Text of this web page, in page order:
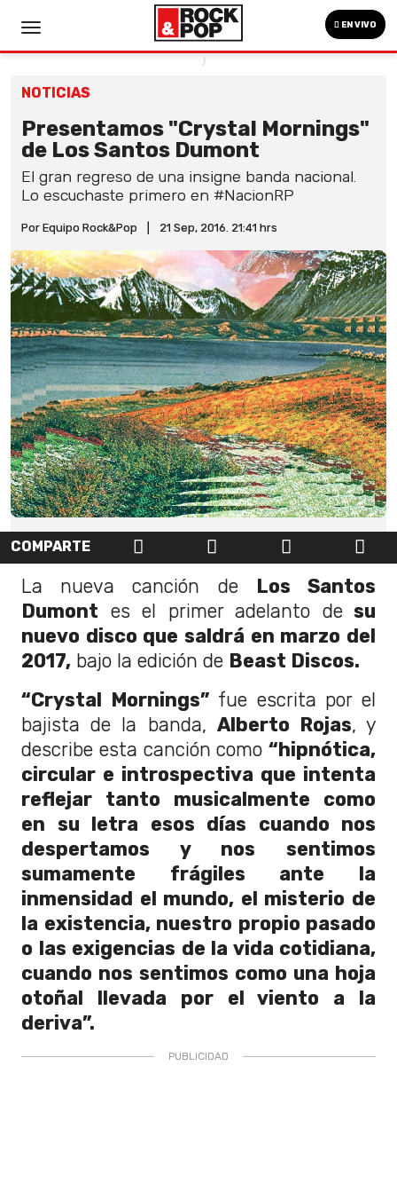
EN VIVO
NOTICIAS
Presentamos "Crystal Mornings"
de Los Santos Dumont
El gran regreso de una insigne banda nacional.
Lo escuchaste primero en #NacionRP
Por Equipo Rock&Pop 21 Sep, 2016. 21:41 hrs
COMPARTE
La nueva canción de Los Santos
Dumont es el primer adelanto desu
nuevo disco que saldrá en marzo del
2017, bajo la edición de Beast Discos.
“Crystal Mornings”fue escrita por el
bajista de la banda, Alberto Rojas, y
describe esta canción como “hipnótica,
circular e introspectiva que intenta
reflejar tanto musicalmente como
en su letra esos días cuando nos
despertamos y nos sentimos
sumamente frágiles ante la
inmensidad el mundo, el misterio de
la existencia, nuestro propio pasado
o las exigencias de la vida cotidiana,
cuando nos sentimos como una hoja
otoñal llevada por el viento a la
deriva”.